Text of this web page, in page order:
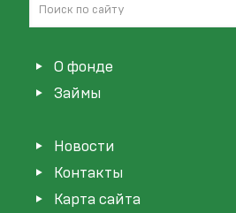
О фонде
Займы
Новости
Контакты
Карта сайта